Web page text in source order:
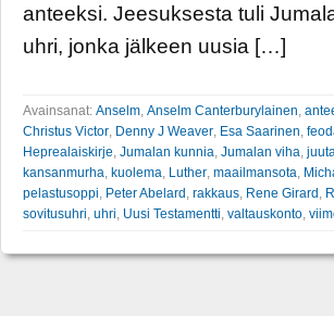
anteeksi. Jeesuksesta tuli
uhri, jonka jälkeen uusia […]
Avainsanat: Anselm Anselm Canterburylainen
Christus Victor Denny J Weaver Esa Saarinen
Heprealaiskirje Jumalan kunnia Jumalan viha
kansanmurha kuolema Luther maailmansota
pelastusoppi Peter Abelard rakkaus Rene Girard
sovitusuhri uhri Uusi Testamentti valtauskonto